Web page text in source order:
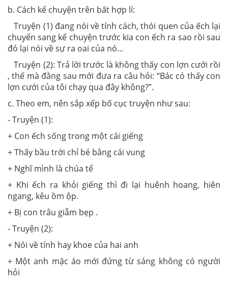
b. Cách kể chuyện trên bất hợp lí:
Truyện (1) đang nói về tính cách, thói quen của ếch lại
chuyển sang kể chuyện trước kia con ếch ra sao rồi sau
đó lại nói về sự ra oai của nó…
Truyện (2): Trả lời trước là không thấy con lợn cưới rồi
, thế mà đằng sau mới đưa ra câu hỏi: “Bác có thấy con
lợn cưới của tôi chạy qua đây không?”.
c. Theo em, nên sắp xếp bố cục truyện như sau:
- Truyện (1):
+ Con ếch sống trong một cái giếng
+ Thấy bầu trời chỉ bé bằng cái vung
+ Nghĩ mình là chúa tể
+ Khi ếch ra khỏi giếng thì đi lại huênh hoang, hiên
ngang, kêu ồm ộp.
+ Bị con trâu giẫm bẹp .
- Truyện (2):
+ Nói về tính hay khoe của hai anh
+ Một anh mặc áo mới đứng từ sáng không có người
hỏi